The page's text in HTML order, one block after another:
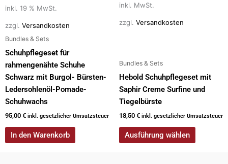
inkl. 19 % MwSt.
zzgl. Versandkosten
Bundles & Sets
Schuhpflegeset für
rahmengenähte Schuhe
Schwarz mit Burgol- Bürsten-
Ledersohlenöl-Pomade-
Schuhwachs
95,00 € inkl. gesetzlicher Umsatzsteuer
In den Warenkorb
inkl. MwSt.
zzgl. Versandkosten
Bundles & Sets
Hebold Schuhpflegeset mit
Saphir Creme Surfine und
Tiegelbürste
18,50 € inkl. gesetzlicher Umsatzsteuer
Ausführung wählen
können
auf